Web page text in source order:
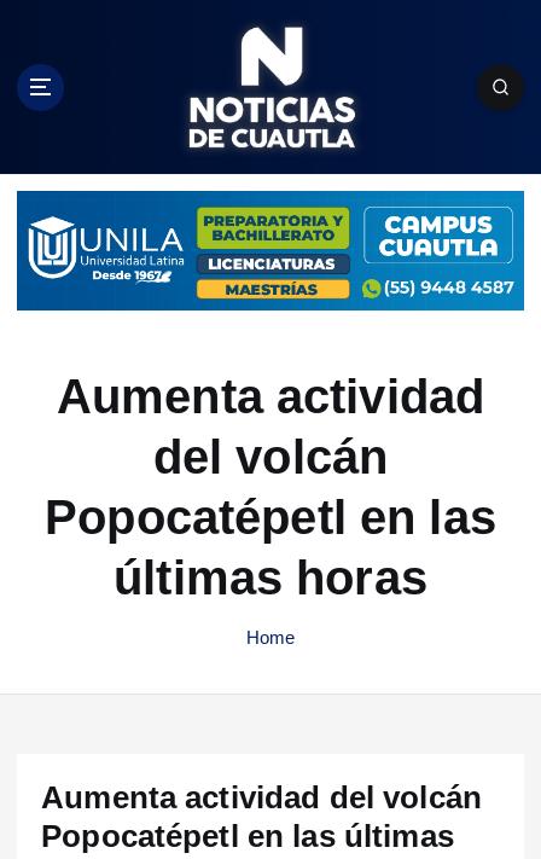
c
Aumenta actividad
del volcán
Popocatépetl en las
últimas horas
Home
Aumenta actividad del volcán
Popocatépetl en las últimas